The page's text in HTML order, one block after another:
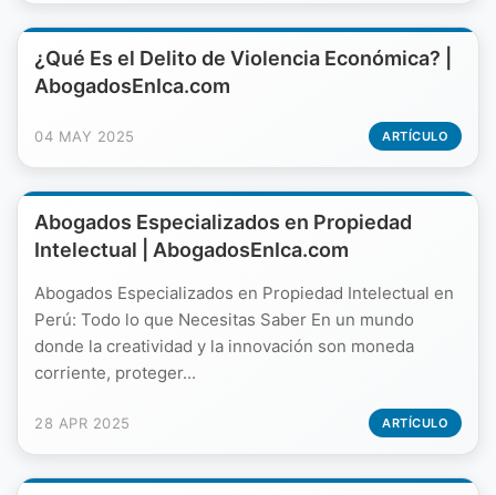
¿Qué Es el Delito de Violencia Económica? |
AbogadosEnIca.com
04 MAY 2025 ARTÍCULO
Abogados Especializados en Propiedad
Intelectual | AbogadosEnIca.com
Abogados Especializados en Propiedad Intelectual en
Perú: Todo lo que Necesitas Saber En un mundo
donde la creatividad y la innovación son moneda
corriente, proteger...
28 APR 2025 ARTÍCULO